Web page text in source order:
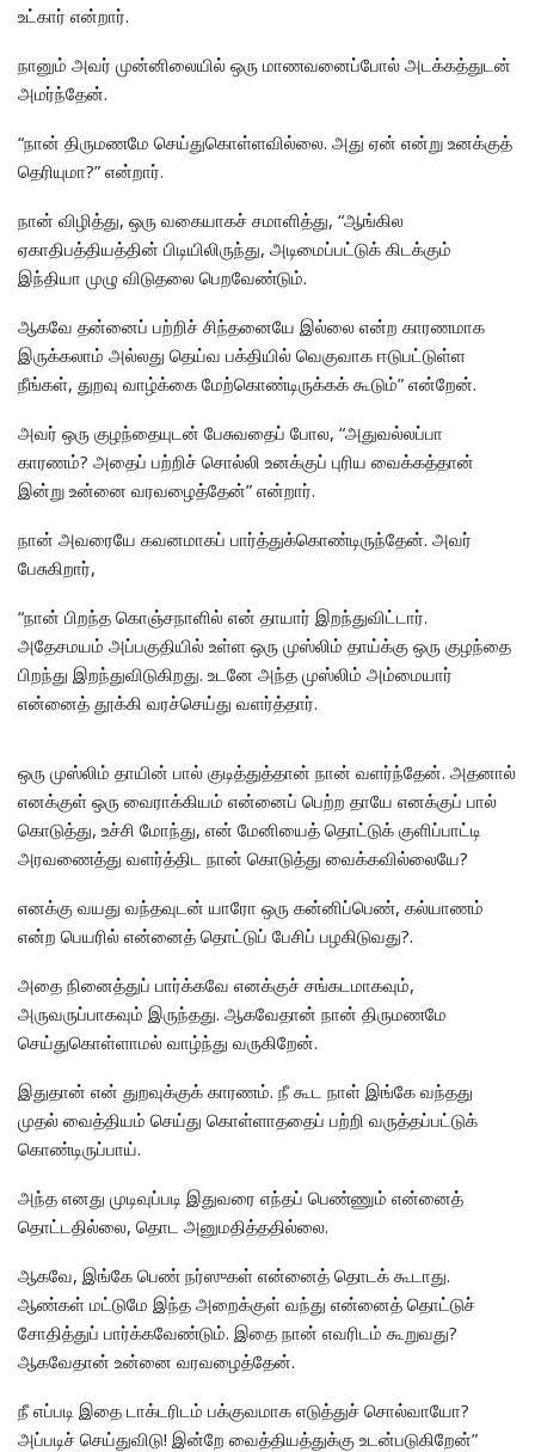
உட்கார் என்றார்.
நானும் அவர் முன்னிலையில் ஒரு மாணவனைப்போல் அடக்கத்துடன்
அமர்ந்தேன்.
“நான் திருமணமே செய்துகொள்ளவில்லை. அது ஏன் என்று உனக்குத்
தெரியுமா?” என்றார்.
நான் விழித்து, ஒரு வகையாகச் சமாளித்து, “ஆங்கில
ஏகாதிபத்தியத்தின் பிடியிலிருந்து, அடிமைப்பட்டுக் கிடக்கும்
இந்தியா முழு விடுதலை பெறவேண்டும்.
ஆகவே தன்னைப் பற்றிச் சிந்தனையே இல்லை என்ற காரணமாக
இருக்கலாம் அல்லது தெய்வ பக்தியில் வெகுவாக ஈடுபட்டுள்ள
நீங்கள், துறவு வாழ்க்கை மேற்கொண்டிருக்கக் கூடும்” என்றேன்.
அவர் ஒரு குழந்தையுடன் பேசுவதைப் போல, “அதுவல்லப்பா
காரணம்? அதைப் பற்றிச் சொல்லி உனக்குப் புரிய வைக்கத்தான்
இன்று உன்னை வரவழைத்தேன்” என்றார்.
நான் அவரையே கவனமாகப் பார்த்துக்கொண்டிருந்தேன். அவர்
பேசுகிறார்,
“நான் பிறந்த கொஞ்சநாளில் என் தாயார் இறந்துவிட்டார்.
அதேசமயம் அப்பகுதியில் உள்ள ஒரு முஸ்லிம் தாய்க்கு ஒரு குழந்தை
பிறந்து இறந்துவிடுகிறது. உடனே அந்த முஸ்லிம் அம்மையார்
என்னைத் தூக்கி வரச்செய்து வளர்த்தார்.
ஒரு முஸ்லிம் தாயின் பால் குடித்துத்தான் நான் வளர்ந்தேன். அதனால்
எனக்குள் ஒரு வைராக்கியம் என்னைப் பெற்ற தாயே எனக்குப் பால்
கொடுத்து, உச்சி மோந்து, என் மேனியைத் தொட்டுக் குளிப்பாட்டி
அரவணைத்து வளர்த்திட நான் கொடுத்து வைக்கவில்லையே?
எனக்கு வயது வந்தவுடன் யாரோ ஒரு கன்னிப்பெண், கல்யாணம்
என்ற பெயரில் என்னைத் தொட்டுப் பேசிப் பழகிடுவது?.
அதை நினைத்துப் பார்க்கவே எனக்குச் சங்கடமாகவும்,
அருவருப்பாகவும் இருந்தது. ஆகவேதான் நான் திருமணமே
செய்துகொள்ளாமல் வாழ்ந்து வருகிறேன்.
இதுதான் என் துறவுக்குக் காரணம். நீ கூட நாள் இங்கே வந்தது
முதல் வைத்தியம் செய்து கொள்ளாததைப் பற்றி வருத்தப்பட்டுக்
கொண்டிருப்பாய்.
அந்த எனது முடிவுப்படி இதுவரை எந்தப் பெண்ணும் என்னைத்
தொட்டதில்லை, தொட அனுமதித்ததில்லை.
ஆகவே, இங்கே பெண் நர்ஸுகள் என்னைத் தொடக் கூடாது.
ஆண்கள் மட்டுமே இந்த அறைக்குள் வந்து என்னைத் தொட்டுச்
சோதித்துப் பார்க்கவேண்டும். இதை நான் எவரிடம் கூறுவது?
ஆகவேதான் உன்னை வரவழைத்தேன்.
நீ எப்படி இதை டாக்டரிடம் பக்குவமாக எடுத்துச் சொல்வாயோ?
அப்படிச் செய்துவிடு! இன்றே வைத்தியத்துக்கு உடன்படுகிறேன்”